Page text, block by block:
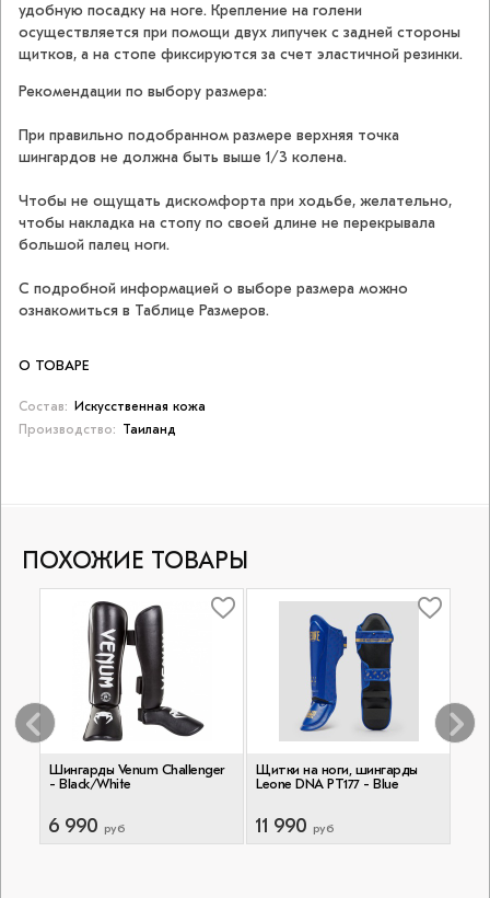
удобную посадку на ноге. Крепление на голени
осуществляется при помощи двух липучек с задней стороны
щитков, а на стопе фиксируются за счет эластичной резинки.
Рекомендации по выбору размера:
При правильно подобранном размере верхняя точка
шингардов не должна быть выше 1/3 колена.
Чтобы не ощущать дискомфорта при ходьбе, желательно,
чтобы накладка на стопу по своей длине не перекрывала
большой палец ноги.
С подробной информацией о выборе размера можно
ознакомиться в Таблице Размеров.
О ТОВАРЕ
Состав: Искусственная кожа
Производство: Таиланд
ПОХОЖИЕ ТОВАРЫ
Шингарды Venum Challenger
- Black/White
6 990 руб
Щитки на ноги, шингарды
Leone DNA PT177 - Blue
11 990 руб